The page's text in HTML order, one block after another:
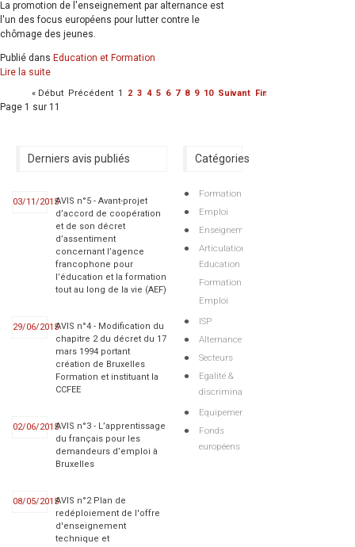
La promotion de l'enseignement par alternance est
l'un des focus européens pour lutter contre le
chômage des jeunes.
Publié dans Education et Formation
Lire la suite
« Début Précédent 1 2 3 4 5 6 7 8 9 10 Suivant Fin
Page 1 sur 11
Derniers avis publiés
03/11/2015AVIS n°5 - Avant-projet
d’accord de coopération
et de son décret
d’assentiment
concernant l’agence
francophone pour
l’éducation et la formation
tout au long de la vie (AEF)
29/06/2015AVIS n°4 - Modification du
chapitre 2 du décret du 17
mars 1994 portant
création de Bruxelles
Formation et instituant la
CCFEE
02/06/2015AVIS n°3 - L’apprentissage
du français pour les
demandeurs d’emploi à
Bruxelles
08/05/2015AVIS n°2 Plan de
redéploiement de l'offre
d'enseignement
technique et
Catégories
Formation
Emploi
Enseignement
Articulations
Education
Formation
Emploi
ISP
Alternance
Secteurs
Egalité &
discriminations
Equipements
Fonds
européens